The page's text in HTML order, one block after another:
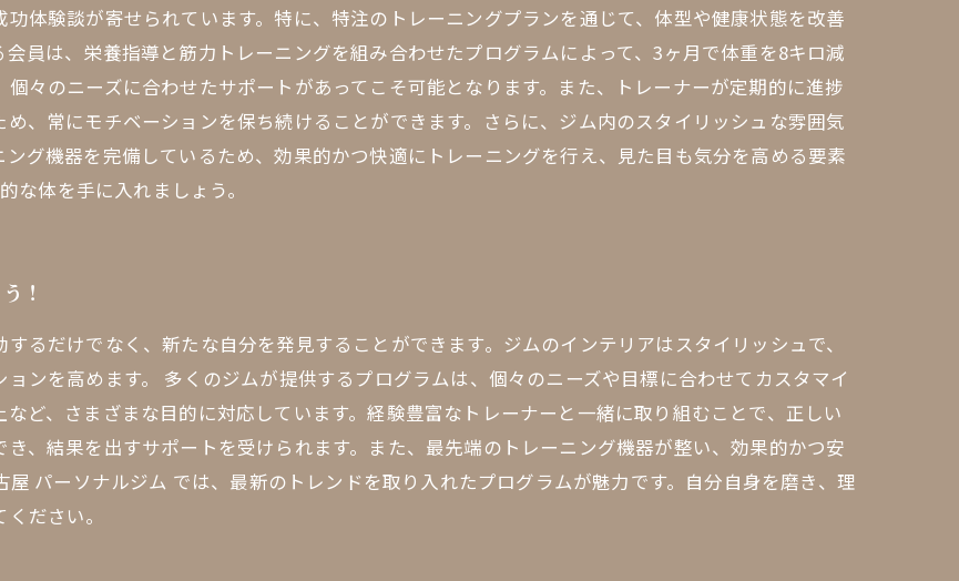
体験談が寄せられています。特に、特注のトレーニングプランを通じて、体型や健康状態を改善
員は、栄養指導と筋力トレーニングを組み合わせたプログラムによって、3ヶ月で体重を8キロ減
々のニーズに合わせたサポートがあってこそ可能となります。また、トレーナーが定期的に進捗
、常にモチベーションを保ち続けることができます。さらに、ジム内のスタイリッシュな雰囲気
グ機器を完備しているため、効果的かつ快適にトレーニングを行え、見た目も気分を高める要素
な体を手に入れましょう。
！
るだけでなく、新たな自分を発見することができます。ジムのインテリアはスタイリッシュで、
ンを高めます。 多くのジムが提供するプログラムは、個々のニーズや目標に合わせてカスタマイ
ど、さまざまな目的に対応しています。経験豊富なトレーナーと一緒に取り組むことで、正しい
、結果を出すサポートを受けられます。また、最先端のトレーニング機器が整い、効果的かつ安
パーソナルジム では、最新のトレンドを取り入れたプログラムが魅力です。自分自身を磨き、理
ださい。